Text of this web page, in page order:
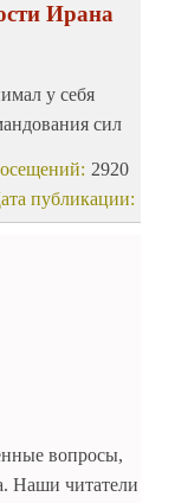
Ирана
у себя
сил
2920
публикации:
вопросы,
Наши читатели